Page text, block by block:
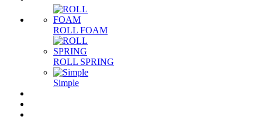
ROLL FOAM
ROLL SPRING
Simple